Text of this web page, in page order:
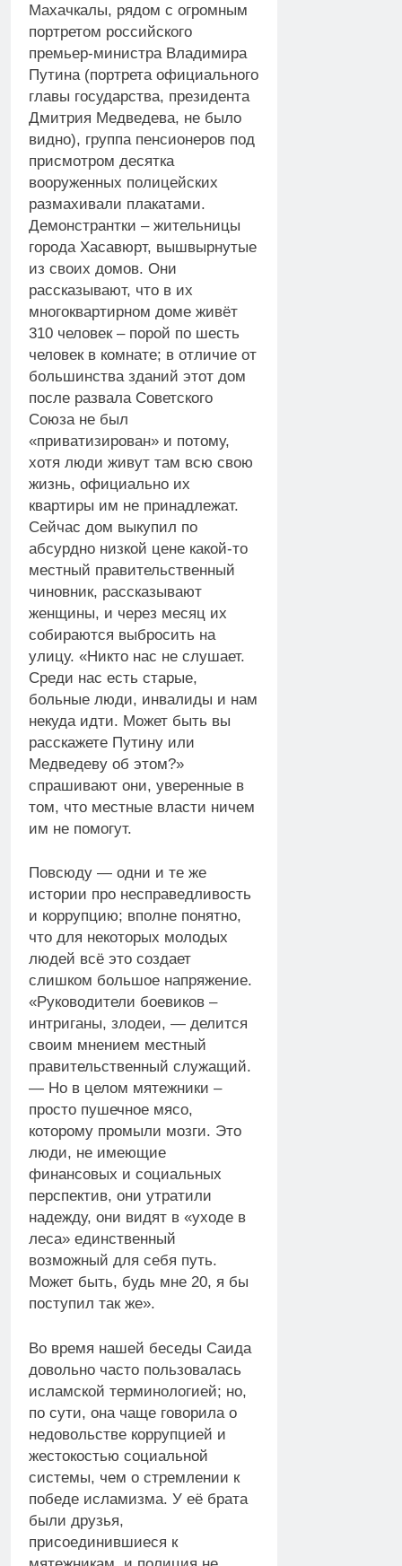
Махачкалы, рядом с огромным
портретом российского
премьер-министра Владимира
Путина (портрета официального
главы государства, президента
Дмитрия Медведева, не было
видно), группа пенсионеров под
присмотром десятка
вооруженных полицейских
размахивали плакатами.
Демонстрантки – жительницы
города Хасавюрт, вышвырнутые
из своих домов. Они
рассказывают, что в их
многоквартирном доме живёт
310 человек – порой по шесть
человек в комнате; в отличие от
большинства зданий этот дом
после развала Советского
Союза не был
«приватизирован» и потому,
хотя люди живут там всю свою
жизнь, официально их
квартиры им не принадлежат.
Сейчас дом выкупил по
абсурдно низкой цене какой-то
местный правительственный
чиновник, рассказывают
женщины, и через месяц их
собираются выбросить на
улицу. «Никто нас не слушает.
Среди нас есть старые,
больные люди, инвалиды и нам
некуда идти. Может быть вы
расскажете Путину или
Медведеву об этом?»
спрашивают они, уверенные в
том, что местные власти ничем
им не помогут.
Повсюду — одни и те же
истории про несправедливость
и коррупцию; вполне понятно,
что для некоторых молодых
людей всё это создает
слишком большое напряжение.
«Руководители боевиков –
интриганы, злодеи, — делится
своим мнением местный
правительственный служащий.
— Но в целом мятежники –
просто пушечное мясо,
которому промыли мозги. Это
люди, не имеющие
финансовых и социальных
перспектив, они утратили
надежду, они видят в «уходе в
леса» единственный
возможный для себя путь.
Может быть, будь мне 20, я бы
поступил так же».
Во время нашей беседы Саида
довольно часто пользовалась
исламской терминологией; но,
по сути, она чаще говорила о
недовольстве коррупцией и
жестокостью социальной
системы, чем о стремлении к
победе исламизма. У её брата
были друзья,
присоединившиеся к